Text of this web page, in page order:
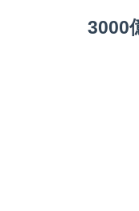
3000